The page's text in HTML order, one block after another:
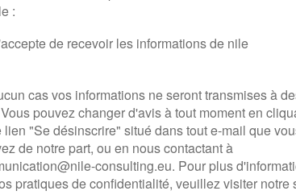
Note de nile sur la
contre les pénuries
16 avril 2024 |
Après première
à l’Assemblée